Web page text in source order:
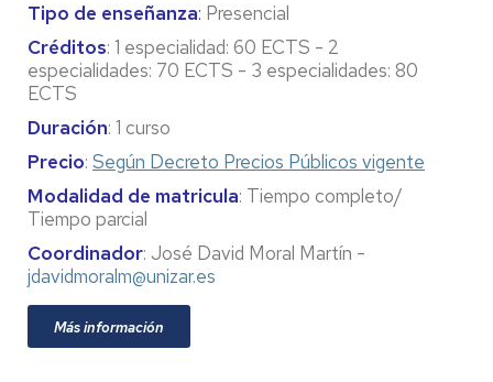
Tipo de enseñanza: Presencial
Créditos: 1 especialidad: 60 ECTS - 2
especialidades: 70 ECTS - 3 especialidades: 80
ECTS
Duración: 1 curso
Precio: Según Decreto Precios Públicos vigente
Modalidad de matricula: Tiempo completo/
Tiempo parcial
Coordinador: José David Moral Martín -
jdavidmoralm@unizar.es
Más información